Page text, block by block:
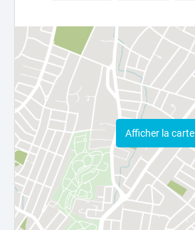
Afficher la carte